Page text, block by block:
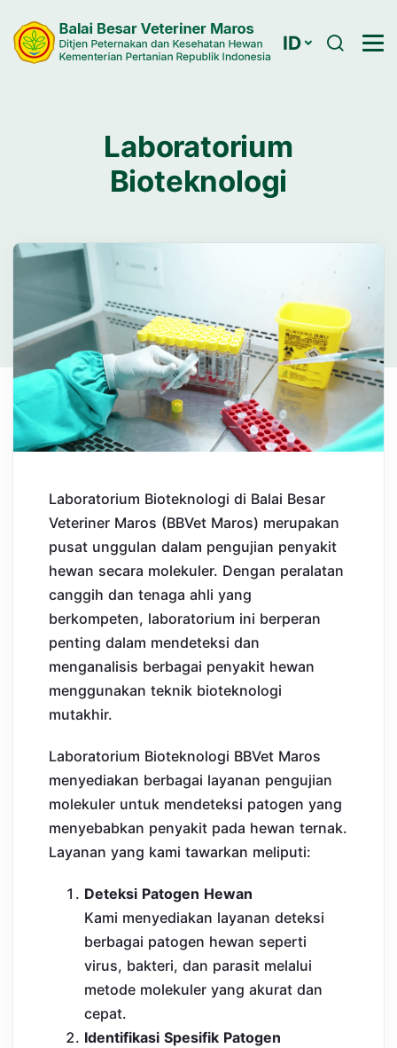
ID
Laboratorium
Bioteknologi
Laboratorium Bioteknologi di Balai Besar
Veteriner Maros (BBVet Maros) merupakan
pusat unggulan dalam pengujian penyakit
hewan secara molekuler. Dengan peralatan
canggih dan tenaga ahli yang
berkompeten, laboratorium ini berperan
penting dalam mendeteksi dan
menganalisis berbagai penyakit hewan
menggunakan teknik bioteknologi
mutakhir.
Laboratorium Bioteknologi BBVet Maros
menyediakan berbagai layanan pengujian
molekuler untuk mendeteksi patogen yang
menyebabkan penyakit pada hewan ternak.
Layanan yang kami tawarkan meliputi:
Deteksi Patogen Hewan
Kami menyediakan layanan deteksi
berbagai patogen hewan seperti
virus, bakteri, dan parasit melalui
metode molekuler yang akurat dan
cepat.
Identifikasi Spesifik Patogen